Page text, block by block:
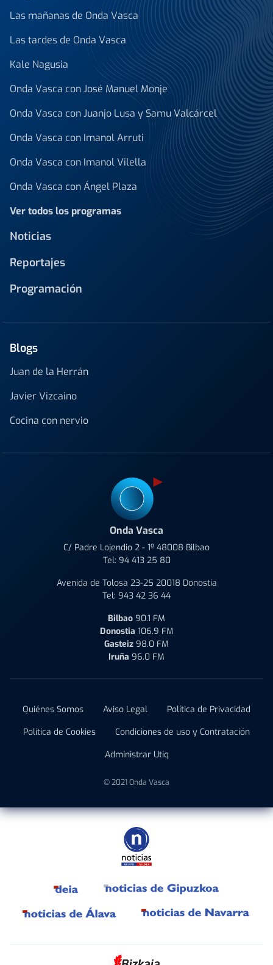
Las mañanas de Onda Vasca
Las tardes de Onda Vasca
Kale Nagusia
Onda Vasca con José Manuel Monje
Onda Vasca con Juanjo Lusa y Samu Valcárcel
Onda Vasca con Imanol Arruti
Onda Vasca con Imanol Vilella
Onda Vasca con Ángel Plaza
Ver todos los programas
Noticias
Reportajes
Programación
Blogs
Juan de la Herrán
Javier Vizcaino
Cocina con nervio
Onda Vasca
C/ Padre Lojendio 2 - 1º 48008 Bilbao
Tel: 94 413 25 80
Avenida de Tolosa 23-25 20018 Donostia
Tel: 943 42 36 44
Bilbao 90.1 FM
Donostia 106.9 FM
Gasteiz 98.0 FM
Iruña 96.0 FM
Quiénes Somos Aviso Legal
Política de Privacidad
Política de Cookies
Condiciones de uso y Contratación
Administrar Utiq
© 2021 Onda Vasca